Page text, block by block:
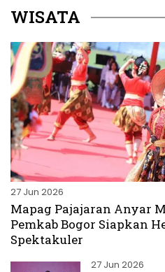
WISATA
27 Jun 2026
Mapag Pajajaran Anyar
Pemkab Bogor Siapkan
Spektakuler
27 Jun 2026